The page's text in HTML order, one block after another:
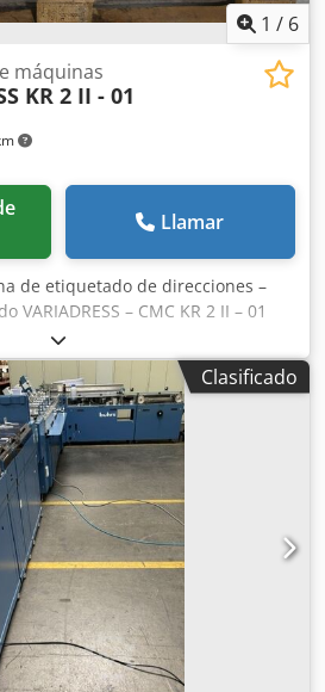
1 / 6
máquinas
KR 2 II - 01
Llamar
de etiquetado de direcciones –
– CMC KR 2 II – 01
– Número de serie: CMC KR 2 II –
Inspección por vídeo en línea
encantados de recibir su
en stock. Disponibilidad
En stock en
– Se puede probar.
Clasificado